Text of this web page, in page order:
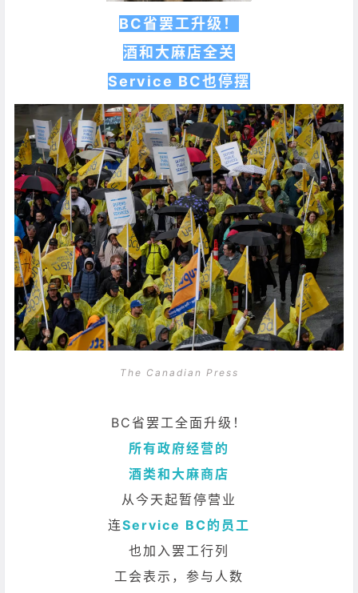
BC省罢工升级！
酒和大麻店全关
Service BC也停摆
The Canadian Press
BC省罢工全面升级！
所有政府经营的
酒类和大麻商店
从今天起暂停营业
连Service BC的员工
也加入罢工行列
工会表示，参与人数